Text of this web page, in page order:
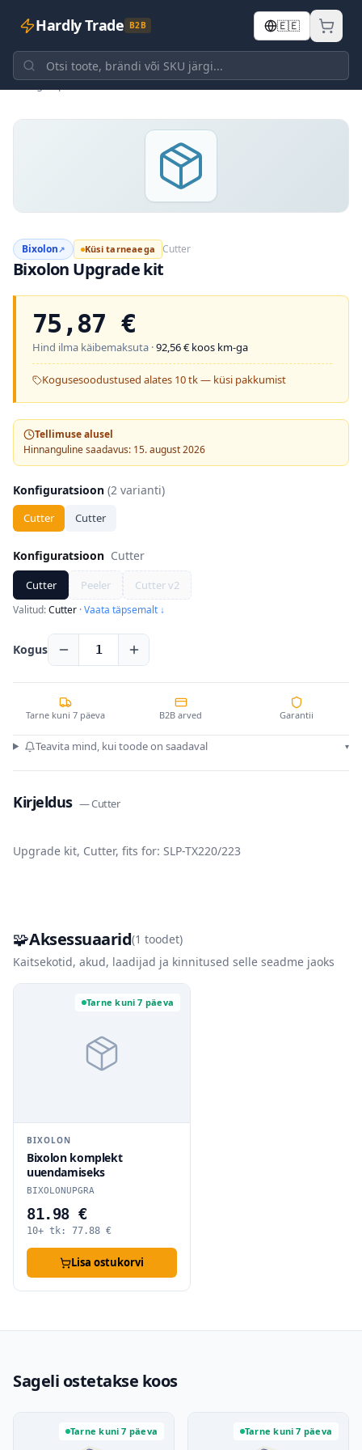
Hardly Trade B2B 🇪🇪
Tagasi poodi
Bixolon↗ Küsi tarneaega Cutter
Bixolon Upgrade kit
75,87 €
Hind ilma käibemaksuta ·92,56€ koos km-ga
Kogusesoodustused alates 10 tk — küsi pakkumist
Tellimuse alusel
Hinnanguline saadavus: 15. august 2026
Konfiguratsioon (2 varianti)
Cutter Cutter
Konfiguratsioon Cutter
Cutter Peeler Cutter v2
Valitud:Cutter ·Vaata täpsemalt ↓
Kogus 1
Tarne kuni 7 päeva B2B arved Garantii
Teavita mind, kui toode on saadaval ▾
Kirjeldus —Cutter
Upgrade kit, Cutter, fits for: SLP-TX220/223
🧩Aksessuaarid(1 toodet)
Kaitsekotid, akud, laadijad ja kinnitused selle seadme jaoks
Tarne kuni 7 päeva
BIXOLON
Bixolon komplekt
uuendamiseks
BIXOLONUPGRA
81.98 €
10+ tk: 77.88 €
Lisa ostukorvi
Sageli ostetakse koos
Tarne kuni 7 päeva Tarne kuni 7 päeva